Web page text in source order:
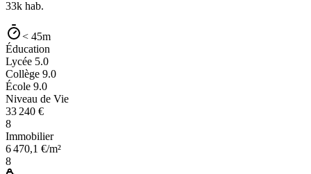
33k hab.
< 45m
Éducation
Lycée 5.0
Collège 9.0
École 9.0
Niveau de Vie
33 240 €
8
Immobilier
6 470,1 €/m²
8